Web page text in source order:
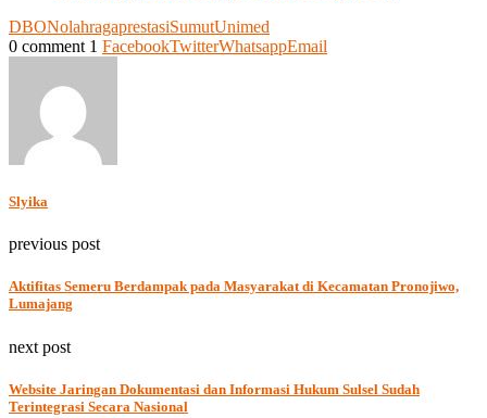
DBONolahragaprestasiSumutUnimed
0 comment 1 FacebookTwitterWhatsappEmail
Slyika
previous post
Aktifitas Semeru Berdampak pada Masyarakat di Kecamatan Pronojiwo,
Lumajang
next post
Website Jaringan Dokumentasi dan Informasi Hukum Sulsel Sudah
Terintegrasi Secara Nasional